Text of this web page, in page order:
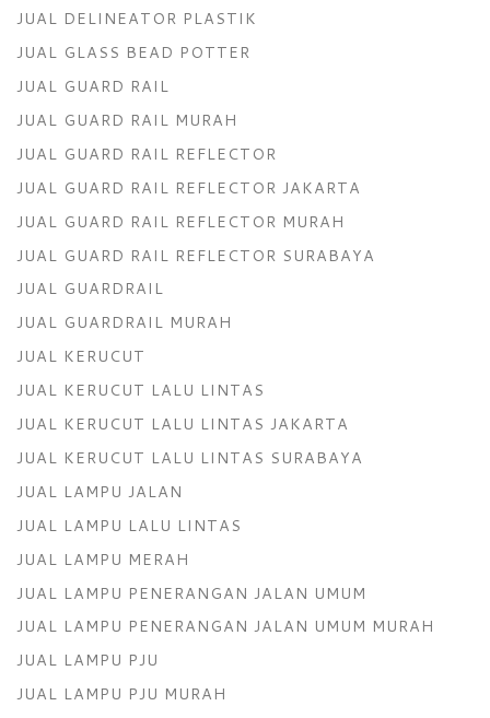
JUAL DELINEATOR PLASTIK
JUAL GLASS BEAD POTTER
JUAL GUARD RAIL
JUAL GUARD RAIL MURAH
JUAL GUARD RAIL REFLECTOR
JUAL GUARD RAIL REFLECTOR JAKARTA
JUAL GUARD RAIL REFLECTOR MURAH
JUAL GUARD RAIL REFLECTOR SURABAYA
JUAL GUARDRAIL
JUAL GUARDRAIL MURAH
JUAL KERUCUT
JUAL KERUCUT LALU LINTAS
JUAL KERUCUT LALU LINTAS JAKARTA
JUAL KERUCUT LALU LINTAS SURABAYA
JUAL LAMPU JALAN
JUAL LAMPU LALU LINTAS
JUAL LAMPU MERAH
JUAL LAMPU PENERANGAN JALAN UMUM
JUAL LAMPU PENERANGAN JALAN UMUM MURAH
JUAL LAMPU PJU
JUAL LAMPU PJU MURAH